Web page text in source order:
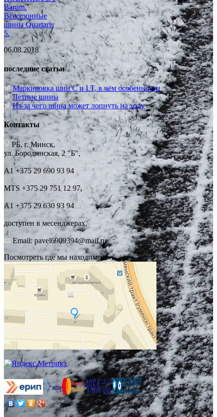
Barum.
Всесезонные
шины Quartaris
5.
06.08.2018
последние статьи
Маркировка шин C и LT, в чём особенности
Летние шины
Из-за чего шина может лопнуть на ходу
Контакты
РБ, г. Минск,
ул. Бородинская, 2 "Б",
А1 +375 29 690 93 94
MTS +375 29 751 12 97,
А1 +375 29 630 93 94
доступен в месенджерах.
Email: pavel6909394@mail.ru
Посмотреть где мы находимся